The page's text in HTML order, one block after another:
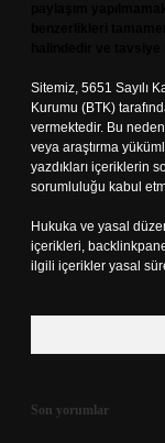
Sitemiz, 5651 Sayılı
Kurumu (BTK)
vermektedir. Bu
veya araştırma
yazdıkları içeriklerin
sorumluluğu kabul
Hukuka ve yasal
içerikleri,
ilgili içerikler yasal
Son yorumlar